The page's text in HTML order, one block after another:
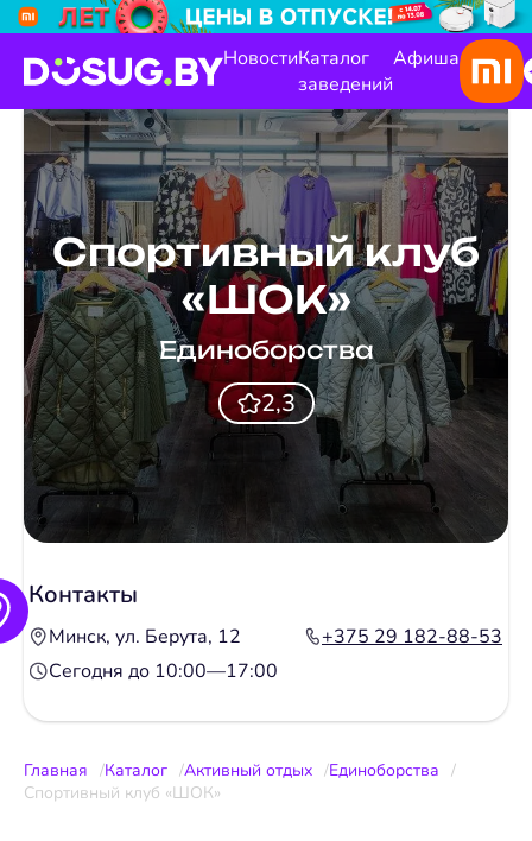
НовостиКаталог
заведений
Афиша
Спортивный клуб
«ШОК»
Единоборства
2,3
Контакты
Минск, ул. Берута, 12
+375 29 182-88-53
Сегодня до 10:00—17:00
Главная Каталог Активный отдых
Единоборства
Спортивный клуб «ШОК»